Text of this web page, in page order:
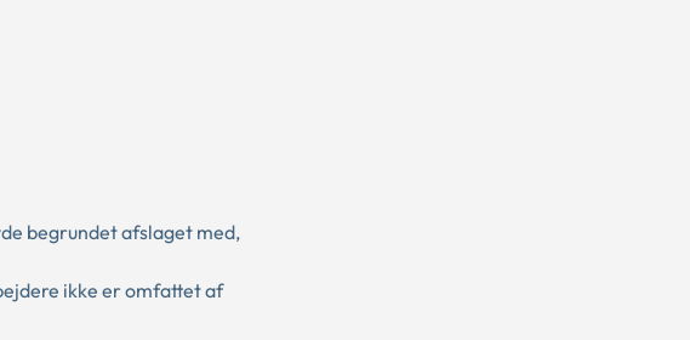
begrundet afslaget med,
ikke er omfattet af